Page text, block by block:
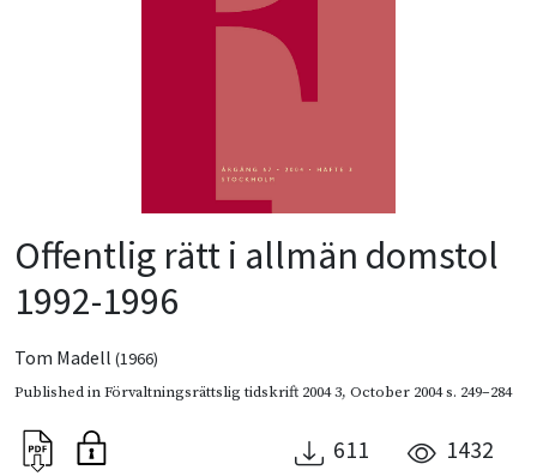
Offentlig rätt i allmän domstol
1992-1996
Tom Madell (1966)
Published inFörvaltningsrättslig tidskrift 2004 3, October 2004s. 249–284
611 1432